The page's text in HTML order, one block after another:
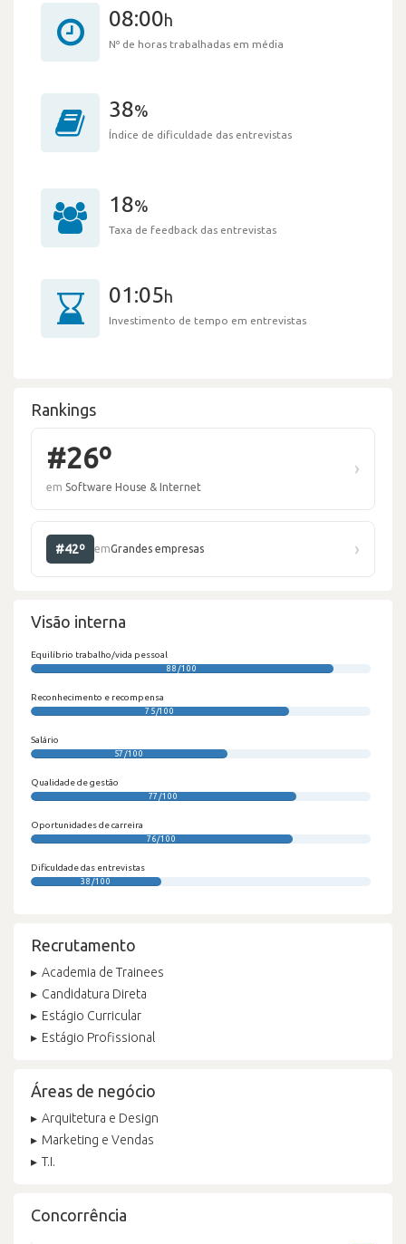
08:00h
Nº de horas trabalhadas em média
38%
Índice de dificuldade das entrevistas
18%
Taxa de feedback das entrevistas
01:05h
Investimento de tempo em entrevistas
Rankings
#26º
em Software House & Internet
›
#42º emGrandes empresas ›
Visão interna
Equilíbrio trabalho/vida pessoal
88/100
Reconhecimento e recompensa
75/100
Salário
57/100
Qualidade de gestão
77/100
Oportunidades de carreira
76/100
Dificuldade das entrevistas
38/100
Recrutamento
Academia de Trainees
Candidatura Direta
Estágio Curricular
Estágio Profissional
Áreas de negócio
Arquitetura e Design
Marketing e Vendas
T.I.
Concorrência